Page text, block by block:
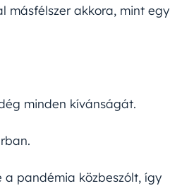
másfélszer akkora, mint egy
minden kívánságát.
pandémia közbeszólt, így